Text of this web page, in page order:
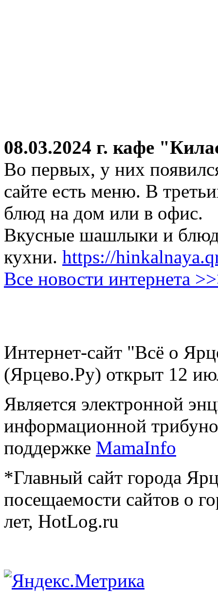
08.03.2024 г. кафе
Во первых, у них
сайте есть меню. В
блюд на дом или в офис.
Вкусные шашлыки и
кухни. https://
Все новости интернета
Интернет-сайт "Всё о
(Ярцево.Ру) открыт 12
Является электронной
информационной
поддержке MamaInfo
*Главный сайт города
посещаемости сайтов о
лет, HotLog.ru